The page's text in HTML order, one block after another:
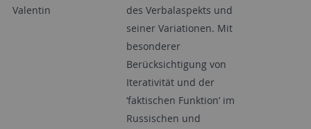
Valentin
des Verbalaspekts und
seiner Variationen. Mit
besonderer
Berücksichtigung von
Iterativität und der
‘faktischen Funktion’ im
Russischen und